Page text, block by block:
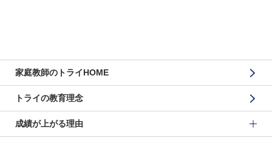
家庭教師のトライHOME
トライの教育理念
成績が上がる理由